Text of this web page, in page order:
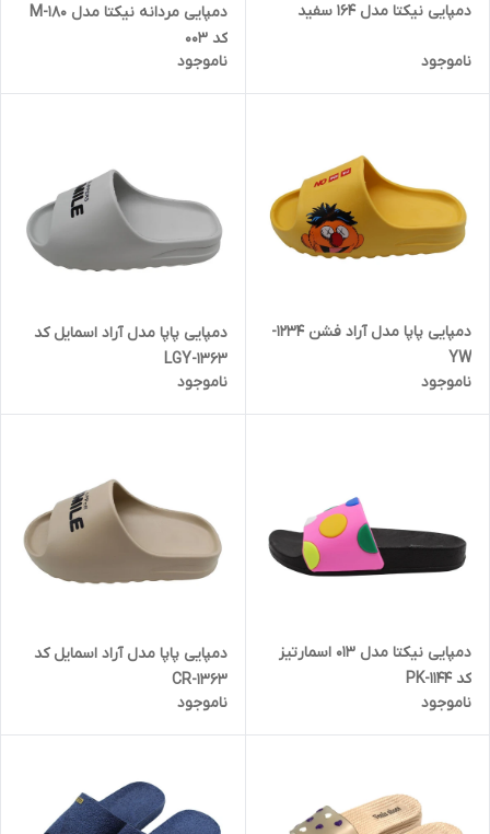
دمپایی نیکتا مدل 164 سفید
ناموجود
دمپایی مردانه نیکتا مدل M-180
کد 003
ناموجود
دمپایی پاپا مدل آراد فشن 1234-
YW
ناموجود
دمپایی پاپا مدل آراد اسمایل کد
1363-LGY
ناموجود
دمپایی نیکتا مدل 013 اسمارتیز
کد 1144-PK
ناموجود
دمپایی پاپا مدل آراد اسمایل کد
1363-CR
ناموجود